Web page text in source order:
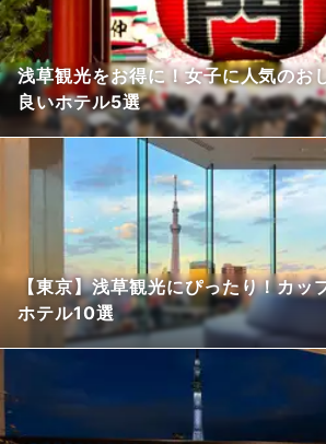
浅草観光をお得に！女子に人気のお
良いホテル5選
【東京】浅草観光にぴったり！カッ
ホテル10選